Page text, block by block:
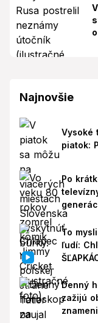
Najnovšie
Vysoké
piatok:
Po
To
ľudí:
Denný
zažijú